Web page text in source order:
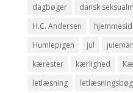
dagbøger
dansk
H.C. Andersen
Humlepigen
jul
kærester
kærlighed
letlæsning